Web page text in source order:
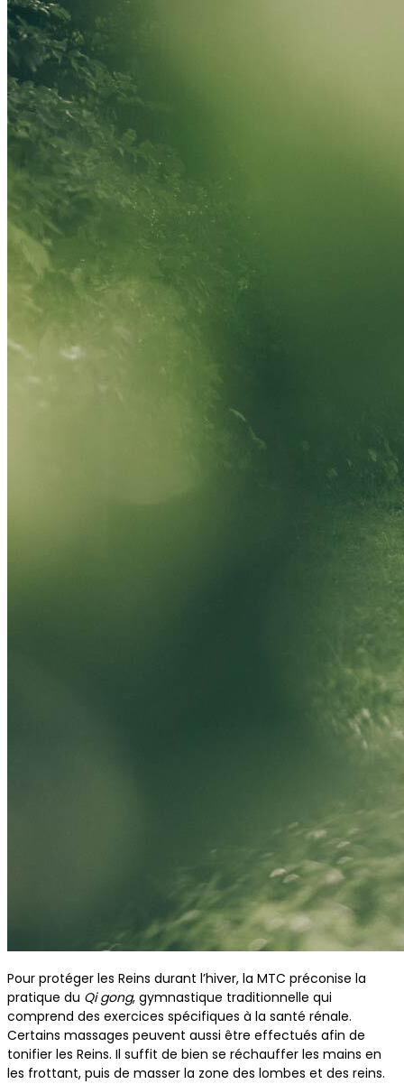
Pour protéger les Reins durant l’hiver, la MTC préconise la
pratique du Qi gong, gymnastique traditionnelle qui
comprend des exercices spécifiques à la santé rénale.
Certains massages peuvent aussi être effectués afin de
tonifier les Reins. Il suffit de bien se réchauffer les mains en
les frottant, puis de masser la zone des lombes et des reins.